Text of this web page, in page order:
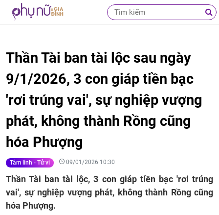
Thần Tài ban tài lộc sau ngày
9/1/2026, 3 con giáp tiền bạc
'rơi trúng vai', sự nghiệp vượng
phát, không thành Rồng cũng
hóa Phượng
Tâm linh - Tử vi 09/01/2026 10:30
Thần Tài ban tài lộc, 3 con giáp tiền bạc 'rơi trúng
vai', sự nghiệp vượng phát, không thành Rồng cũng
hóa Phượng.